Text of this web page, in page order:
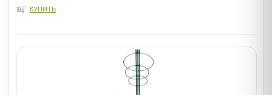
КУПИТЬ